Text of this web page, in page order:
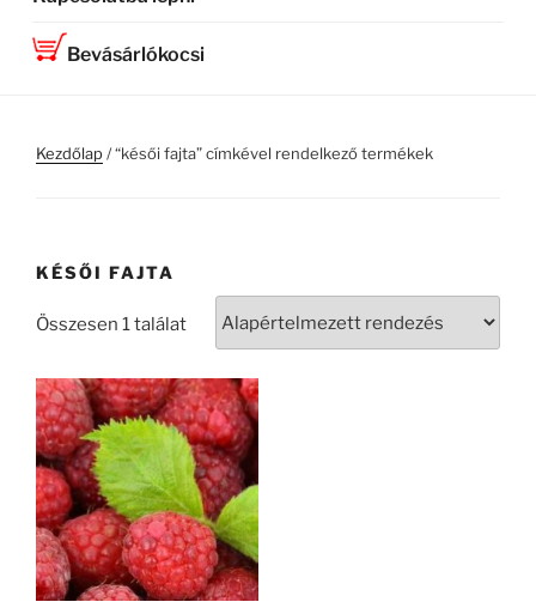
Bevásárlókocsi
Kezdőlap/ “késői fajta” címkével rendelkező termékek
KÉSŐI FAJTA
Összesen 1 találat